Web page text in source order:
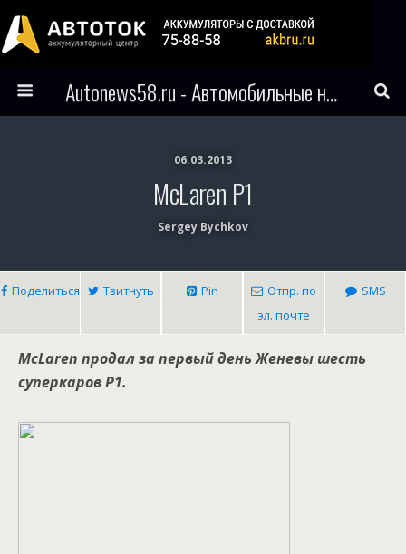
Autonews58.ru - Автомобильные новости Пензы и всего мира
06.03.2013
McLaren P1
Sergey Bychkov
Поделиться Твитнуть Pin
Отпр. по
эл. почте
SMS
McLaren продал за первый день Женевы шесть
суперкаров P1.